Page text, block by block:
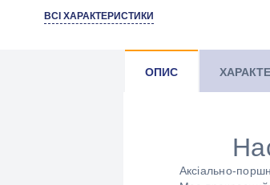
Кількість потоків : Однопоточний
ВСІ ХАРАКТЕРИСТИКИ
ОПИС
Аксіально-